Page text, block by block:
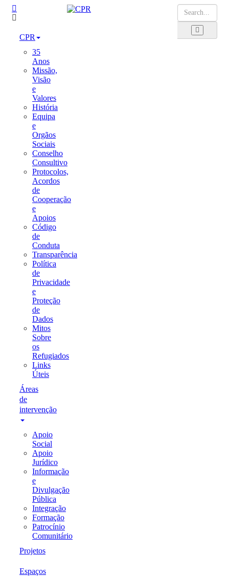
CPR
35
Anos
Missão,
Visão
e
Valores
História
Equipa
e
Orgãos
Sociais
Conselho
Consultivo
Protocolos,
Acordos
de
Cooperação
e
Apoios
Código
de
Conduta
Transparência
Política
de
Privacidade
e
Proteção
de
Dados
Mitos
Sobre
os
Refugiados
Links
Úteis
Áreas
de
intervenção
Apoio
Social
Apoio
Jurídico
Informação
e
Divulgação
Pública
Integração
Formação
Patrocínio
Comunitário
Projetos
Espaços